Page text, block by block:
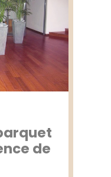
de